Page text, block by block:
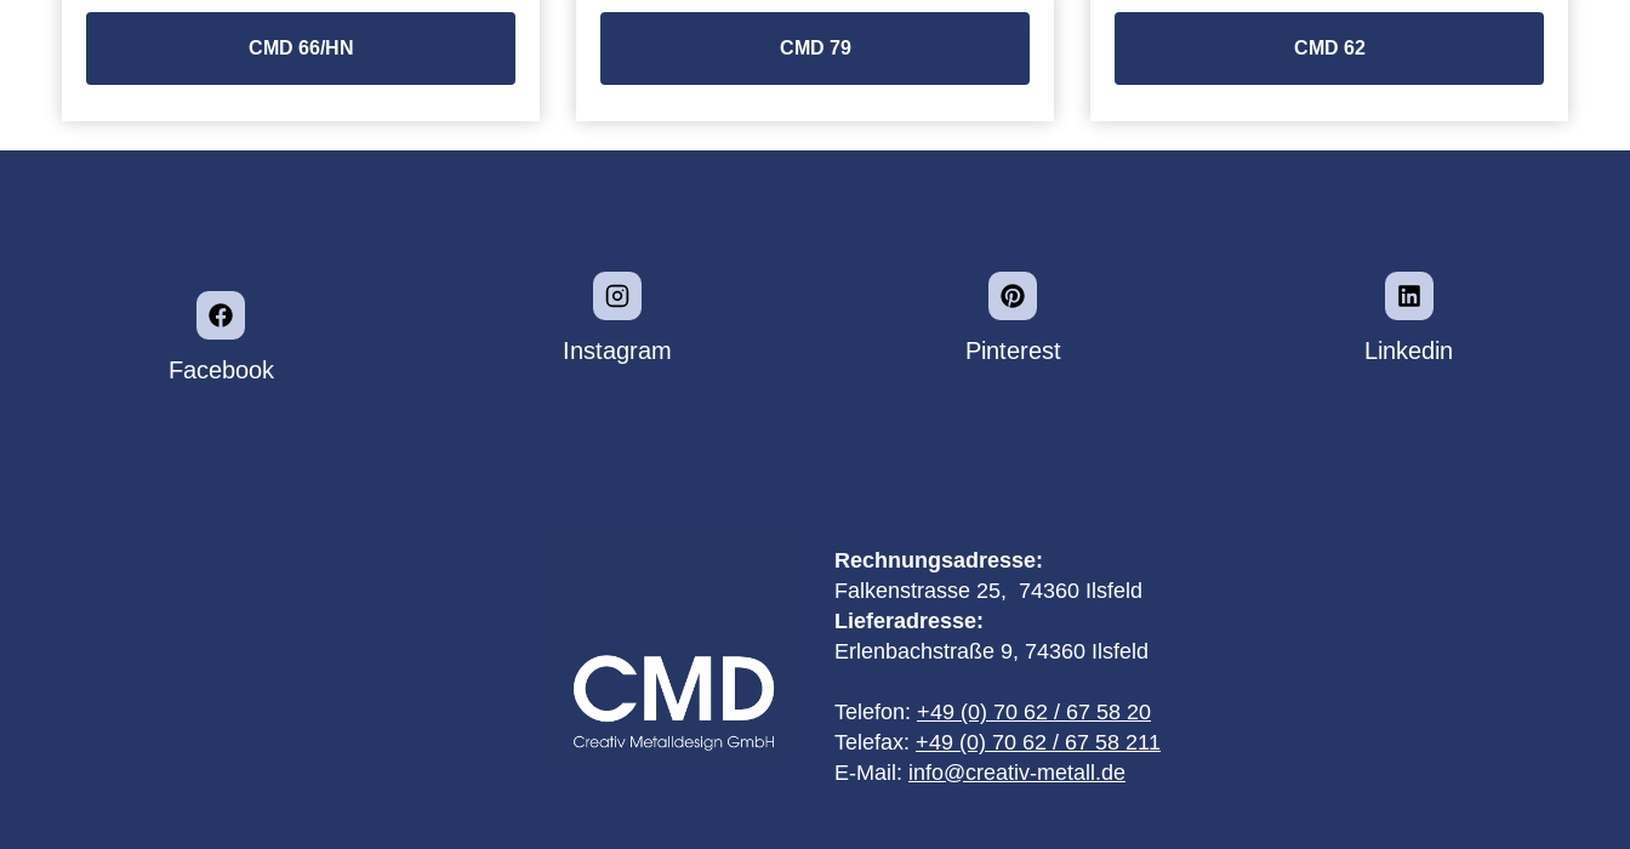
CMD 66/HN CMD 79 CMD 62
Facebook
Instagram Pinterest Linkedin
Rechnungsadresse:
Falkenstrasse 25, 74360 Ilsfeld
Lieferadresse:
Erlenbachstraße 9, 74360 Ilsfeld
Telefon: +49 (0) 70 62 / 67 58 20
Telefax: +49 (0) 70 62 / 67 58 211
E-Mail: info@creativ-metall.de